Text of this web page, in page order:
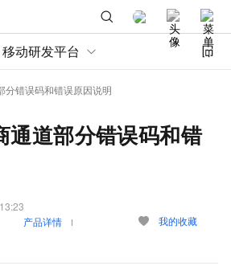
移动研发平台
分错误码和错误原因说明
通道部分错误码和错
产品详情 我的收藏